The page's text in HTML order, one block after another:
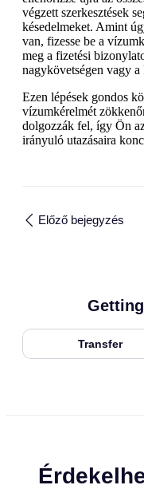
végzett szerkesztések
késedelmeket. Amint
van, fizesse be a
meg a fizetési
nagykövetségen vagy
Ezen lépések gondos
vízumkérelmét
dolgozzák fel, így Ön
irányuló utazásaira
Előző bejegyzés
Transfer